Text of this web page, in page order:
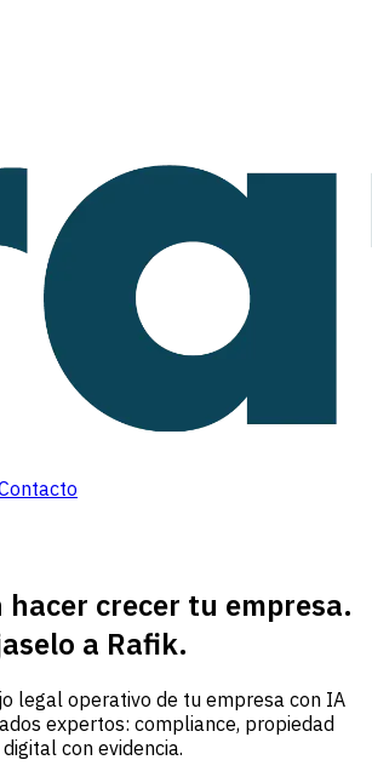
hacer crecer tu empresa.
a Rafik.
legal operativo de tu empresa con IA
expertos: compliance, propiedad
con evidencia.